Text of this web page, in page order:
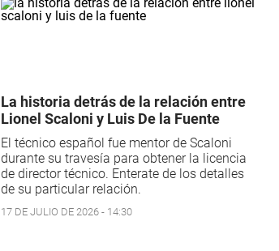
La historia detrás de la relación entre
Lionel Scaloni y Luis De la Fuente
El técnico español fue mentor de Scaloni
durante su travesía para obtener la licencia
de director técnico. Enterate de los detalles
de su particular relación.
17 DE JULIO DE 2026 - 14:30